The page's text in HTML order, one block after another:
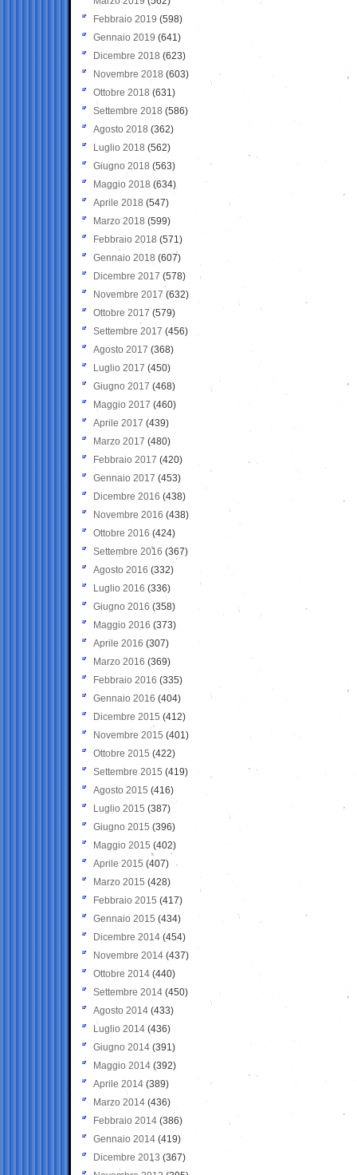
Febbraio 2019 (598)
Gennaio 2019 (641)
Dicembre 2018 (623)
Novembre 2018 (603)
Ottobre 2018 (631)
Settembre 2018 (586)
Agosto 2018 (362)
Luglio 2018 (562)
Giugno 2018 (563)
Maggio 2018 (634)
Aprile 2018 (547)
Marzo 2018 (599)
Febbraio 2018 (571)
Gennaio 2018 (607)
Dicembre 2017 (578)
Novembre 2017 (632)
Ottobre 2017 (579)
Settembre 2017 (456)
Agosto 2017 (368)
Luglio 2017 (450)
Giugno 2017 (468)
Maggio 2017 (460)
Aprile 2017 (439)
Marzo 2017 (480)
Febbraio 2017 (420)
Gennaio 2017 (453)
Dicembre 2016 (438)
Novembre 2016 (438)
Ottobre 2016 (424)
Settembre 2016 (367)
Agosto 2016 (332)
Luglio 2016 (336)
Giugno 2016 (358)
Maggio 2016 (373)
Aprile 2016 (307)
Marzo 2016 (369)
Febbraio 2016 (335)
Gennaio 2016 (404)
Dicembre 2015 (412)
Novembre 2015 (401)
Ottobre 2015 (422)
Settembre 2015 (419)
Agosto 2015 (416)
Luglio 2015 (387)
Giugno 2015 (396)
Maggio 2015 (402)
Aprile 2015 (407)
Marzo 2015 (428)
Febbraio 2015 (417)
Gennaio 2015 (434)
Dicembre 2014 (454)
Novembre 2014 (437)
Ottobre 2014 (440)
Settembre 2014 (450)
Agosto 2014 (433)
Luglio 2014 (436)
Giugno 2014 (391)
Maggio 2014 (392)
Aprile 2014 (389)
Marzo 2014 (436)
Febbraio 2014 (386)
Gennaio 2014 (419)
Dicembre 2013 (367)